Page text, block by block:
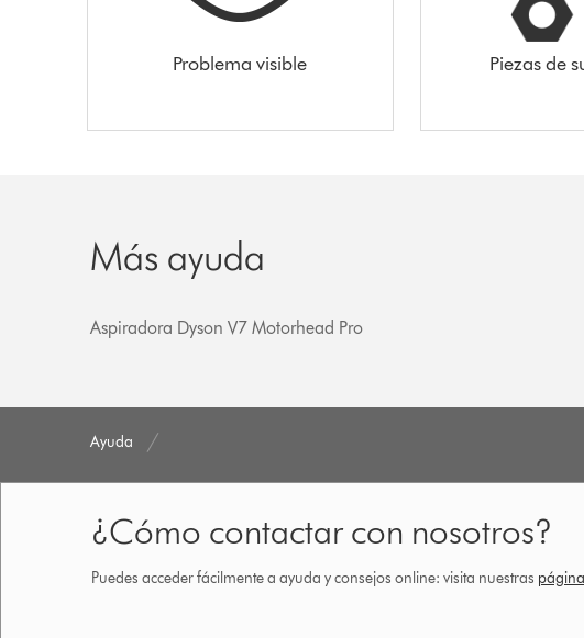
Problema visible Piezas de
Más ayuda
Aspiradora Dyson V7 Motorhead Pro
Ayuda
¿Cómo contactar con nosotros?
Puedes acceder fácilmente a ayuda y consejos online: visita nuestras